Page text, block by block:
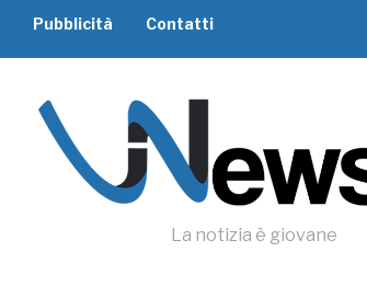
Pubblicità Contatti
La notizia è giovane